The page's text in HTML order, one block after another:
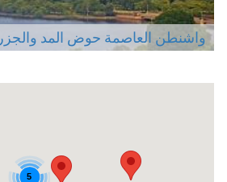
واشنطن العاصمة حوض المد والجزر
5